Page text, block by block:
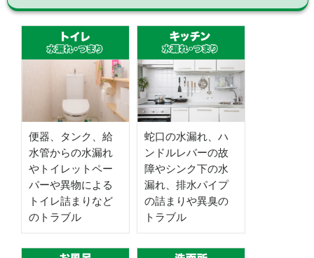
便器、タンク、給
水管からの水漏れ
やトイレットペー
パーや異物による
トイレ詰まりなど
のトラブル
蛇口の水漏れ、ハ
ンドルレバーの故
障やシンク下の水
漏れ、排水パイプ
の詰まりや異臭の
トラブル